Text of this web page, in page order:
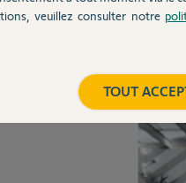
veuillez consulter notre
TOUT